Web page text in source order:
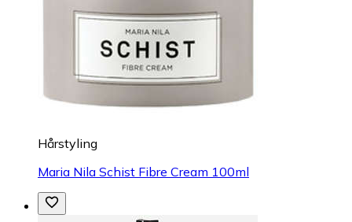
Hårstyling
Maria Nila Schist Fibre Cream 100ml